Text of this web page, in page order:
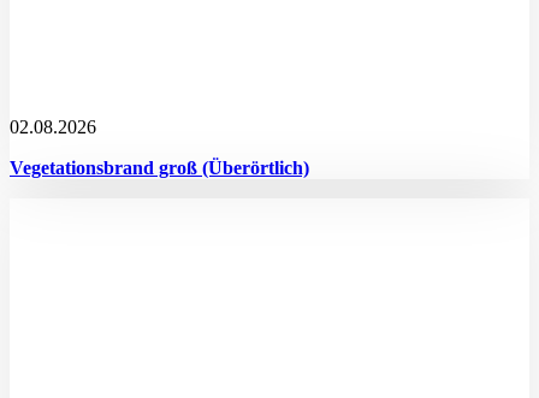
02.08.2026
Vegetationsbrand groß (Überörtlich)